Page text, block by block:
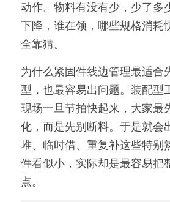
动作。物料有没有少，少了多
下降，谁在领，哪些规格消耗
全靠猜。
为什么紧固件线边管理最适合
型，也最容易出问题。装配型
现场一旦节拍快起来，大家最
化，而是先别断料。于是就会
堆、临时借、重复补这些特别
件看似小，实际却是最容易把
点。